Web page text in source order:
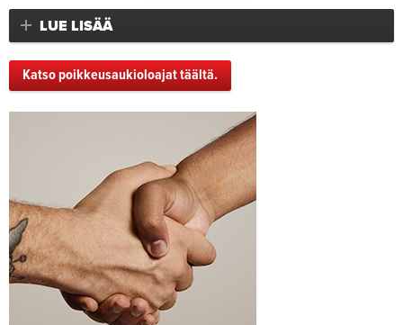
LUE LISÄÄ
Katso poikkeusaukioloajat täältä.